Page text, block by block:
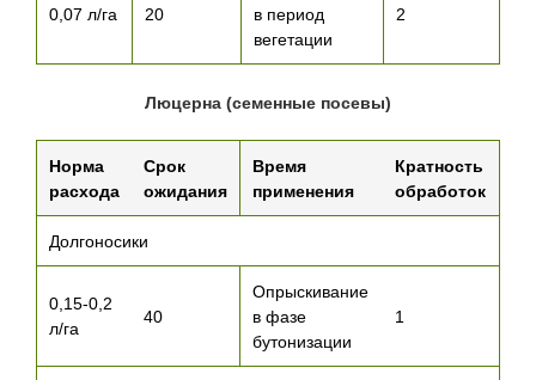
0,07 л/га 20
в период
вегетации
2
Люцерна (семенные посевы)
Норма
расхода
Срок
ожидания
Время
применения
Кратность
обработок
Долгоносики
0,15-0,2
л/га
40
Опрыскивание
в фазе
бутонизации
1